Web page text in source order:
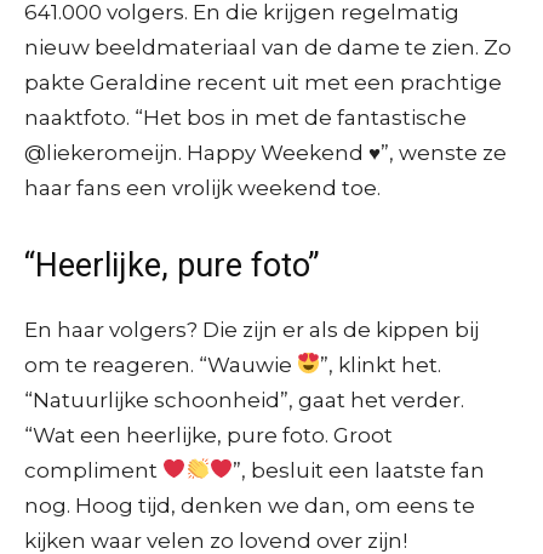
641.000 volgers. En die krijgen regelmatig
nieuw beeldmateriaal van de dame te zien. Zo
pakte Geraldine recent uit met een prachtige
naaktfoto. “Het bos in met de fantastische
@liekeromeijn. Happy Weekend ♥️”, wenste ze
haar fans een vrolijk weekend toe.
“Heerlijke, pure foto”
En haar volgers? Die zijn er als de kippen bij
om te reageren. “Wauwie
”, klinkt het.
“Natuurlijke schoonheid”, gaat het verder.
“Wat een heerlijke, pure foto. Groot
compliment
”, besluit een laatste fan
nog. Hoog tijd, denken we dan, om eens te
kijken waar velen zo lovend over zijn!